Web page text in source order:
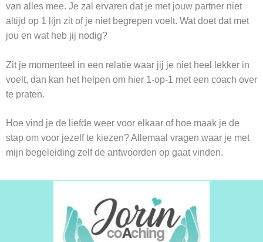
van alles mee. Je zal ervaren dat je met jouw partner niet
altijd op 1 lijn zit of je niet begrepen voelt. Wat doet dat met
jou en wat heb jij nodig?
Zit je momenteel in een relatie waar jij je niet heel lekker in
voelt, dan kan het helpen om hier 1-op-1 met een coach over
te praten.
Hoe vind je de liefde weer voor elkaar of hoe maak je de
stap om voor jezelf te kiezen? Allemaal vragen waar je met
mijn begeleiding zelf de antwoorden op gaat vinden.